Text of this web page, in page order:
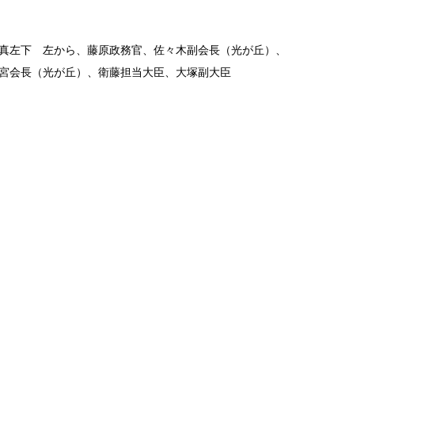
左下 左から、藤原政務官、佐々木副会長（光が丘）、
会長（光が丘）、衛藤担当大臣、大塚副大臣